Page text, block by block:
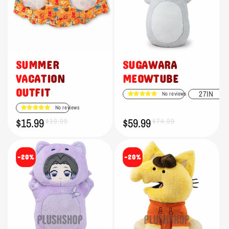
SUMMER
VACATION
OUTFIT
No reviews
Verkaufspreis
$15.99
Normaler
Preis
$19.99
SUGAWARA
MEOWTUBE
No reviews 27IN
Verkaufspreis
$59.99
Normaler
Preis
$74.99
-20% -20%